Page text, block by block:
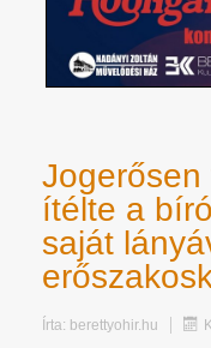
ítélte a
saját
Írta: berettyohir.hu